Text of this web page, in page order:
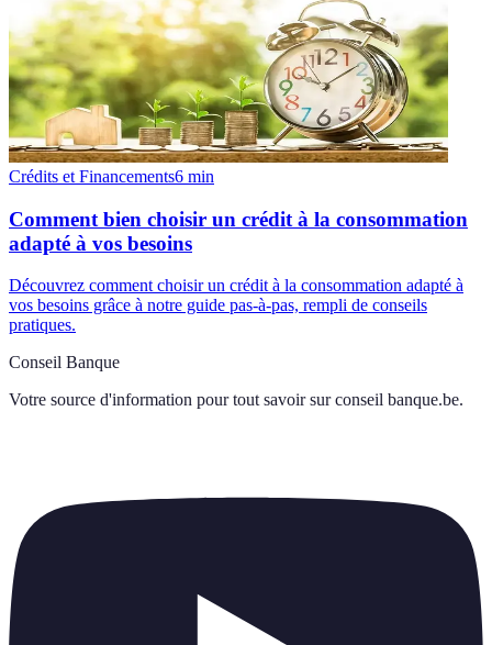
Crédits et Financements6 min
Comment bien choisir un crédit à la consommation
adapté à vos besoins
Découvrez comment choisir un crédit à la consommation adapté à
vos besoins grâce à notre guide pas-à-pas, rempli de conseils
pratiques.
Conseil Banque
Votre source d'information pour tout savoir sur conseil banque.be.